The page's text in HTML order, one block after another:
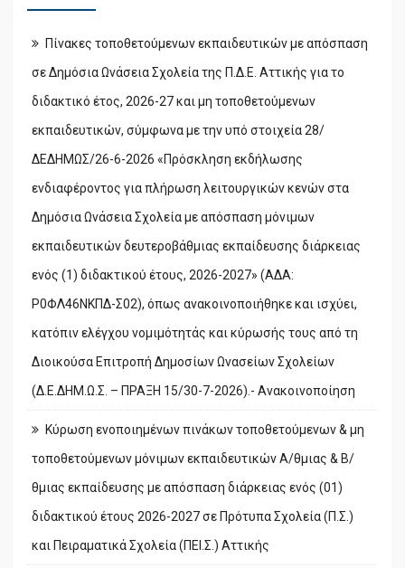
Πίνακες τοποθετούμενων εκπαιδευτικών με απόσπαση
σε Δημόσια Ωνάσεια Σχολεία της Π.Δ.Ε. Αττικής για το
διδακτικό έτος, 2026-27 και μη τοποθετούμενων
εκπαιδευτικών, σύμφωνα με την υπό στοιχεία 28/
ΔΕΔΗΜΩΣ/26-6-2026 «Πρόσκληση εκδήλωσης
ενδιαφέροντος για πλήρωση λειτουργικών κενών στα
Δημόσια Ωνάσεια Σχολεία με απόσπαση μόνιμων
εκπαιδευτικών δευτεροβάθμιας εκπαίδευσης διάρκειας
ενός (1) διδακτικού έτους, 2026-2027» (ΑΔΑ:
Ρ0ΦΛ46ΝΚΠΔ-Σ02), όπως ανακοινοποιήθηκε και ισχύει,
κατόπιν ελέγχου νομιμότητάς και κύρωσής τους από τη
Διοικούσα Επιτροπή Δημοσίων Ωνασείων Σχολείων
(Δ.Ε.ΔΗΜ.Ω.Σ. – ΠΡΑΞΗ 15/30-7-2026).- Ανακοινοποίηση
Κύρωση ενοποιημένων πινάκων τοποθετούμενων & μη
τοποθετούμενων μόνιμων εκπαιδευτικών Α/θμιας & Β/
θμιας εκπαίδευσης με απόσπαση διάρκειας ενός (01)
διδακτικού έτους 2026-2027 σε Πρότυπα Σχολεία (Π.Σ.)
και Πειραματικά Σχολεία (ΠΕΙ.Σ.) Αττικής